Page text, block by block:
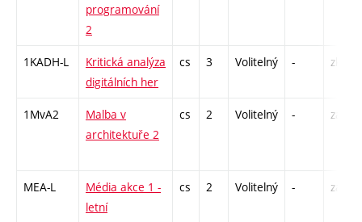
programování
2
1KADH-L
Kritická analýza
digitálních her
cs 3 Volitelný - zk
1MvA2
Malba v
architektuře 2
cs 2 Volitelný - zá
MEA-L
Média akce 1 -
letní
cs 2 Volitelný - zá